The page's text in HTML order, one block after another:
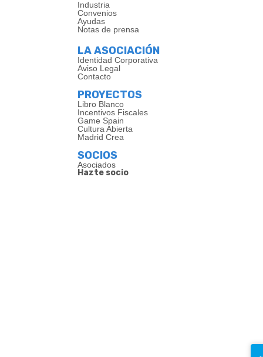
Industria
Convenios
Ayudas
Notas de prensa
LA ASOCIACIÓN
Identidad Corporativa
Aviso Legal
Contacto
PROYECTOS
Libro Blanco
Incentivos Fiscales
Game Spain
Cultura Abierta
Madrid Crea
SOCIOS
Asociados
Hazte socio